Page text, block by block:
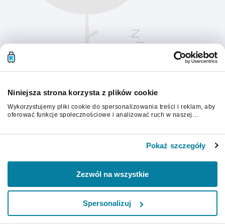
Niniejsza strona korzysta z plików cookie
Wykorzystujemy pliki cookie do spersonalizowania treści i reklam, aby
oferować funkcje społecznościowe i analizować ruch w naszej
otrzymanymi od Ciebie lub uzyskanymi podczas korzystania z ich
Pokaż szczegóły
Zezwól na wszystkie
Spersonalizuj
Aby kontynuować, odśwież stronę.
Odśwież